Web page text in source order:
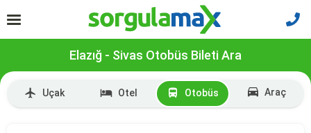
Elazığ - Sivas Otobüs Bileti Ara
Uçak Otel Otobüs Araç